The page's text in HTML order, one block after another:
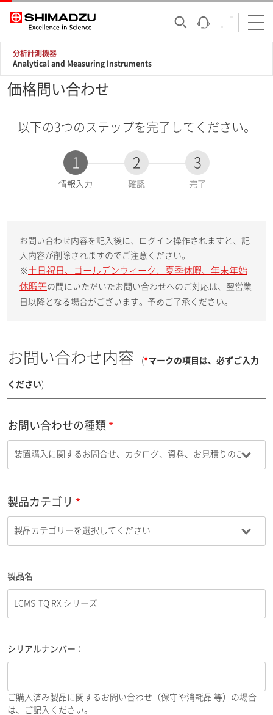
分析計測機器
Analytical and Measuring Instruments
価格問い合わせ
以下の3つのステップを完了してください。
1
現
情報入力
2
確認
3
完了
お問い合わせ内容を記入後に、ログイン操作されますと、記
入内容が削除されますのでご注意ください。
※ 土日祝日、ゴールデンウィーク、夏季休暇、年末年始
休暇等の間にいただいたお問い合わせへのご対応は、翌営業
日以降となる場合がございます。予めご了承ください。
お問い合わせ内容 (*マークの項目は、必ずご入力
ください)
お問い合わせの種類
製品カテゴリ
製品名
シリアルナンバー：
ご購入済み製品に関するお問い合わせ（保守や消耗品 等）の場合
は、ご記入ください。